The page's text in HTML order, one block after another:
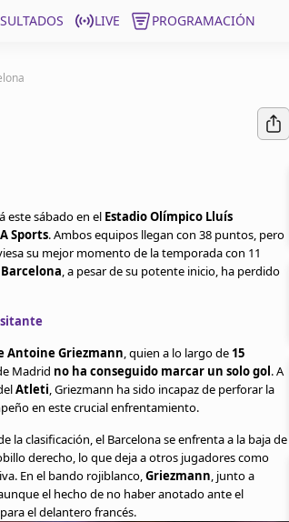
LIVE PROGRAMACIÓN
este sábado en el Estadio Olímpico Lluís
Sports. Ambos equipos llegan con 38 puntos, pero
su mejor momento de la temporada con 11
Barcelona, a pesar de su potente inicio, ha perdido
Antoine Griezmann, quien a lo largo de 15
Madrid no ha conseguido marcar un solo gol. A
Atleti, Griezmann ha sido incapaz de perforar la
en este crucial enfrentamiento.
la clasificación, el Barcelona se enfrenta a la baja de
derecho, lo que deja a otros jugadores como
En el bando rojiblanco,Griezmann, junto a
el hecho de no haber anotado ante el
el delantero francés.